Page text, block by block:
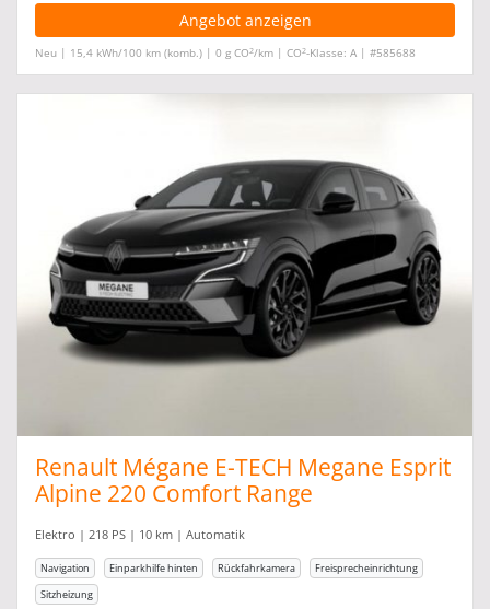
Angebot anzeigen
Neu | 15,4 kWh/100 km (komb.) | 0 g CO2/km | CO2-Klasse: A | #585688
Renault Mégane E-TECH Megane Esprit
Alpine 220 Comfort Range
Elektro | 218 PS | 10 km | Automatik
Navigation Einparkhilfe hinten Rückfahrkamera
Freisprecheinrichtung
Sitzheizung